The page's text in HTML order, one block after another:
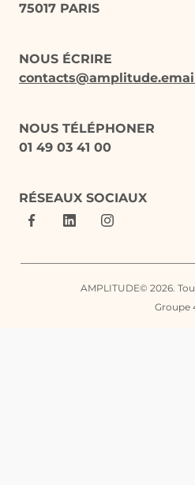
75017 PARIS
NOUS ÉCRIRE
contacts@amplitude.email
NOUS TÉLÉPHONER
01 49 03 41 00
RÉSEAUX SOCIAUX
AMPLITUDE© 2026.
Groupe